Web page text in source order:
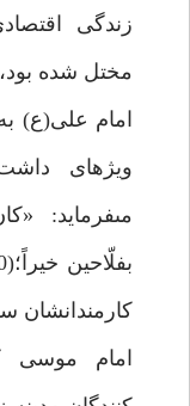
زندگى
مختل شده
امام على(ع)
ويژه‏اى
مى‏فرمايد:
كارمندانشان
امام موسى